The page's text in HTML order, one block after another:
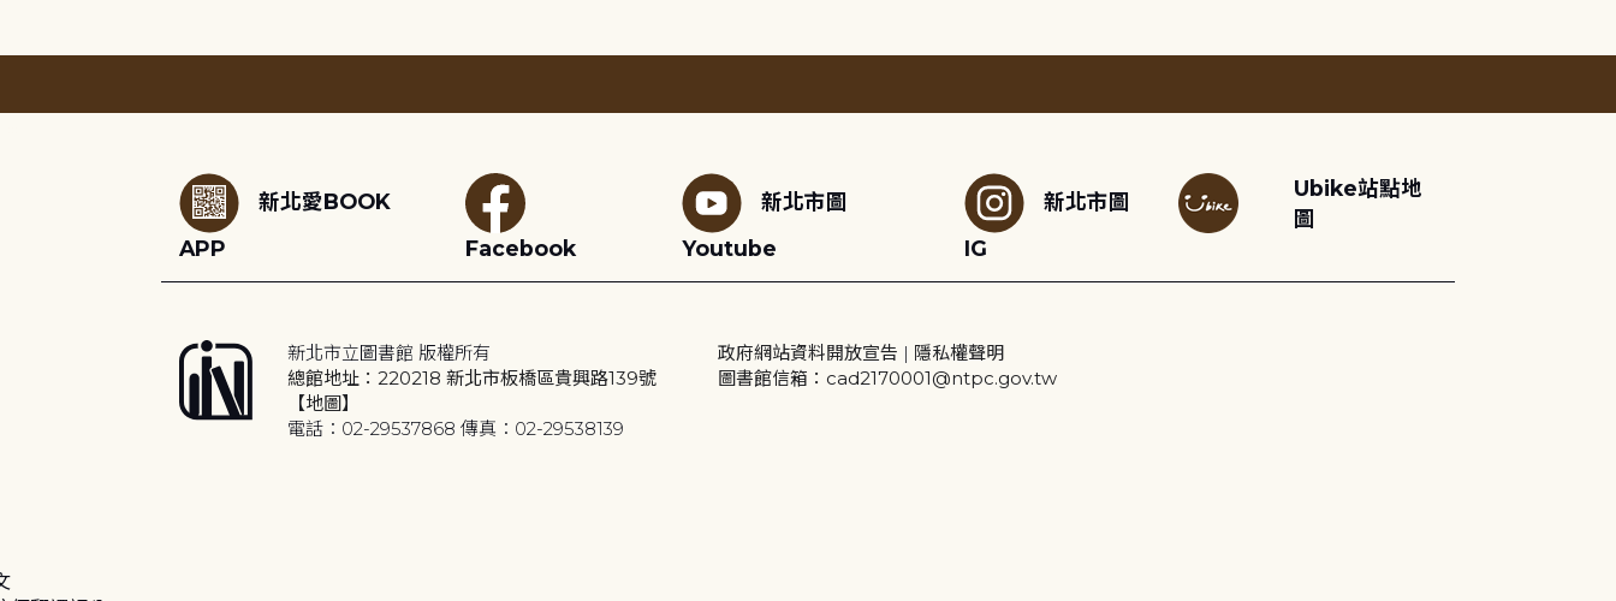
新北愛BOOK
APP
Facebook
新北市圖
Youtube
新北市圖
IG
Ubike站點地
圖
新北市立圖書館 版權所有
總館地址：220218 新北市板橋區貴興路139號
【地圖】
電話：02-29537868 傳真：02-29538139
政府網站資料開放宣告 | 隱私權聲明
圖書館信箱：cad2170001@ntpc.gov.tw